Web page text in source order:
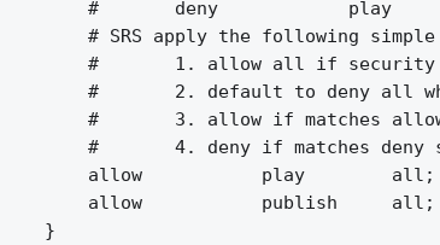
#       deny            play
# SRS apply the following
#       1. allow all if security
#       2. default to deny all
#       3. allow if matches
#       4. deny if matches deny
        allow           play        all;
        allow           publish     all;
    }